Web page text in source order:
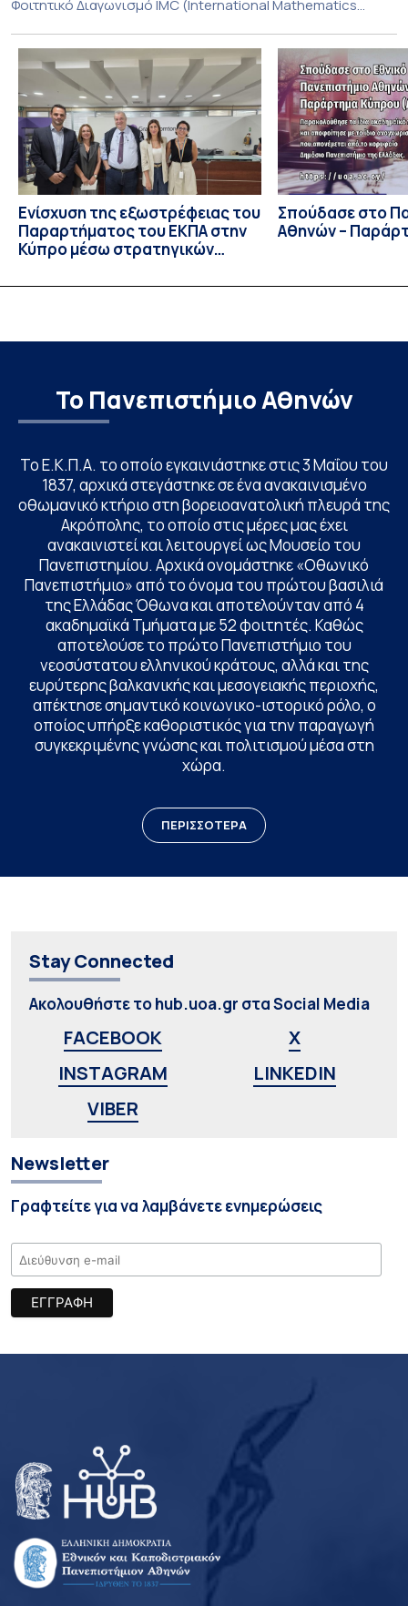
Φοιτητικό Διαγωνισμό IMC (International Mathematics
Ιουλίου στο Blagoevgrad της Βουλγαρίας. Σε αυτόν
συμμετείχαν 447 φοιτητές εκπροσωπώντας 135
πανεπιστήμια από 46 χώρες. Από την Ελλάδα, συμμετείχαν
επίσης το Εθνικό Μετσόβιο Πολυτεχνείο, το Αριστοτέλειο
Πανεπιστήμιο […]
Ενίσχυση της εξωστρέφειας του
Παραρτήματος του ΕΚΠΑ στην
Κύπρο μέσω στρατηγικών
Σπούδασε στο
Αθηνών –
Το Πανεπιστήμιο Αθηνών
Το Ε.Κ.Π.Α. το οποίο εγκαινιάστηκε στις 3 Μαΐου του
1837, αρχικά στεγάστηκε σε ένα ανακαινισμένο
οθωμανικό κτήριο στη βορειοανατολική πλευρά της
Ακρόπολης, το οποίο στις μέρες μας έχει
ανακαινιστεί και λειτουργεί ως Μουσείο του
Πανεπιστημίου. Αρχικά ονομάστηκε «Οθωνικό
Πανεπιστήμιο» από το όνομα του πρώτου βασιλιά
της Ελλάδας Όθωνα και αποτελούνταν από 4
ακαδημαϊκά Τμήματα με 52 φοιτητές. Καθώς
αποτελούσε το πρώτο Πανεπιστήμιο του
νεοσύστατου ελληνικού κράτους, αλλά και της
ευρύτερης βαλκανικής και μεσογειακής περιοχής,
απέκτησε σημαντικό κοινωνικο-ιστορικό ρόλο, ο
οποίος υπήρξε καθοριστικός για την παραγωγή
συγκεκριμένης γνώσης και πολιτισμού μέσα στη
χώρα.
ΠΕΡΙΣΣΟΤΕΡΑ
Stay Connected
Ακολουθήστε το hub.uoa.gr στα Social Media
FACEBOOK
X
INSTAGRAM
LINKEDIN
VIBER
Newsletter
Γραφτείτε για να λαμβάνετε ενημερώσεις